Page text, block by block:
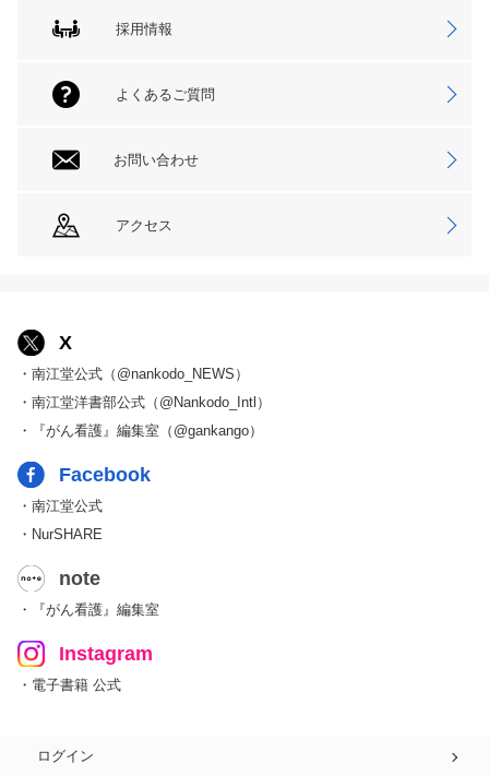
採用情報
よくあるご質問
お問い合わせ
アクセス
X
・南江堂公式（@nankodo_NEWS）
・南江堂洋書部公式（@Nankodo_Intl）
・『がん看護』編集室（@gankango）
Facebook
・南江堂公式
・NurSHARE
note
・『がん看護』編集室
Instagram
・電子書籍 公式
ログイン